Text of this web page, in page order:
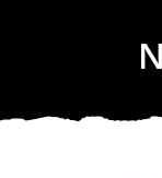
Μάρκες